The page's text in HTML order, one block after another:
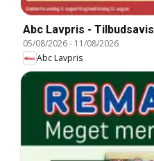
Abc Lavpris - Tilbudsavis
05/08/2026- 11/08/2026
Abc Lavpris